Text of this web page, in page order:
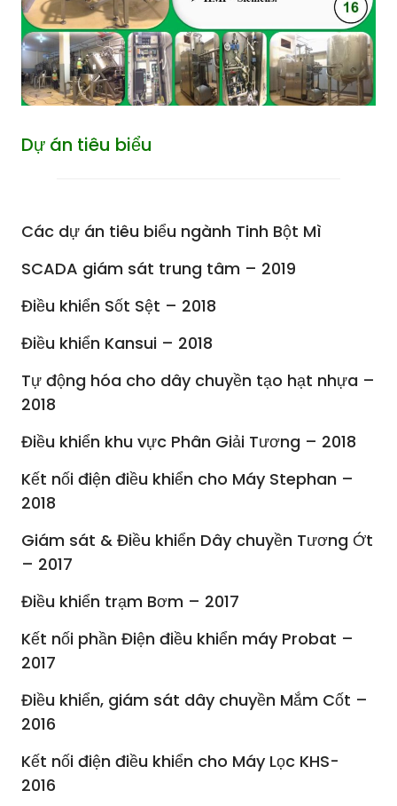
Dự án tiêu biểu
Các dự án tiêu biểu ngành Tinh Bột Mì
SCADA giám sát trung tâm – 2019
Điều khiển Sốt Sệt – 2018
Điều khiển Kansui – 2018
Tự động hóa cho dây chuyền tạo hạt nhựa –
2018
Điều khiển khu vực Phân Giải Tương – 2018
Kết nối điện điều khiển cho Máy Stephan –
2018
Giám sát & Điều khiển Dây chuyền Tương Ớt
– 2017
Điều khiển trạm Bơm – 2017
Kết nối phần Điện điều khiển máy Probat –
2017
Điều khiển, giám sát dây chuyền Mắm Cốt –
2016
Kết nối điện điều khiển cho Máy Lọc KHS-
2016